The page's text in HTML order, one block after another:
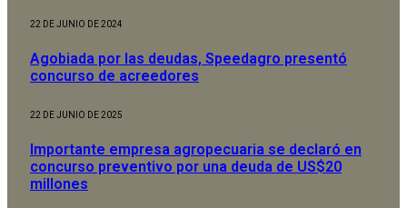
22 DE JUNIO DE 2024
Agobiada por las deudas, Speedagro presentó
concurso de acreedores
22 DE JUNIO DE 2025
Importante empresa agropecuaria se declaró en
concurso preventivo por una deuda de US$20
millones